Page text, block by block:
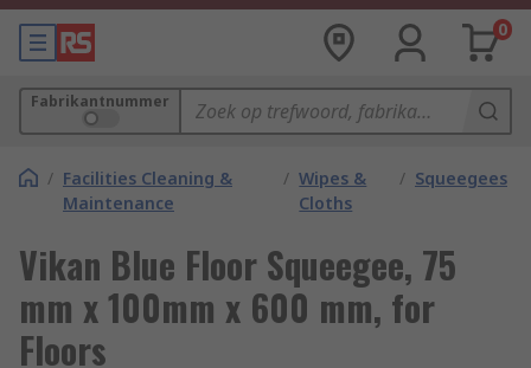
0
Fabrikantnummer
/ Facilities Cleaning &
Maintenance
/ Wipes &
Cloths
/ Squeegees
Vikan Blue Floor Squeegee, 75
mm x 100mm x 600 mm, for
Floors